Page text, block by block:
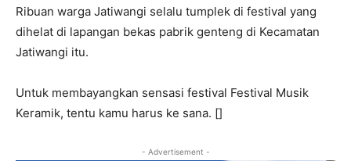
Ribuan warga Jatiwangi selalu tumplek di festival yang
dihelat di lapangan bekas pabrik genteng di Kecamatan
Jatiwangi itu.
Untuk membayangkan sensasi festival Festival Musik
Keramik, tentu kamu harus ke sana. []
- Advertisement -